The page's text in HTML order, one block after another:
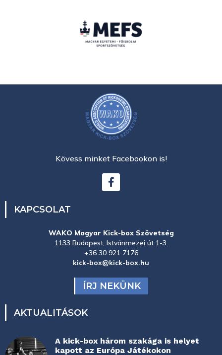
Kövess minket Facebookon is!
KAPCSOLAT
WAKO Magyar Kick-box Szövetség
1133 Budapest, Istvánmezei út 1-3.
+36 30 921 7176
kick-box@kick-box.hu
ÍRJ NEKÜNK
AKTUALITÁSOK
A kick-box három szakága is helyet
kapott az Európa Játékokon